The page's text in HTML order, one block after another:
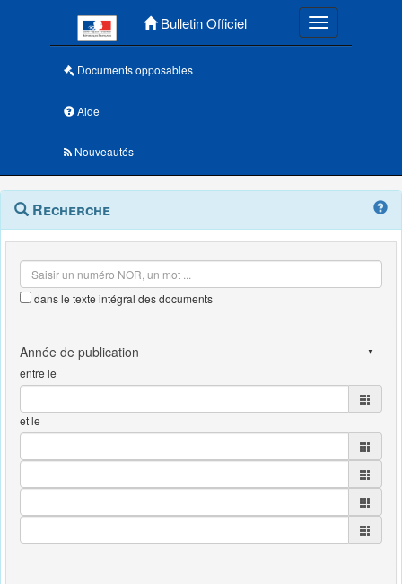
Bulletin Officiel Toggle
Documents opposables
Aide
Nouveautés
Navigation
outils
Menu
contextuel
Recherche
dans le texte intégral des documents
entre le
et le